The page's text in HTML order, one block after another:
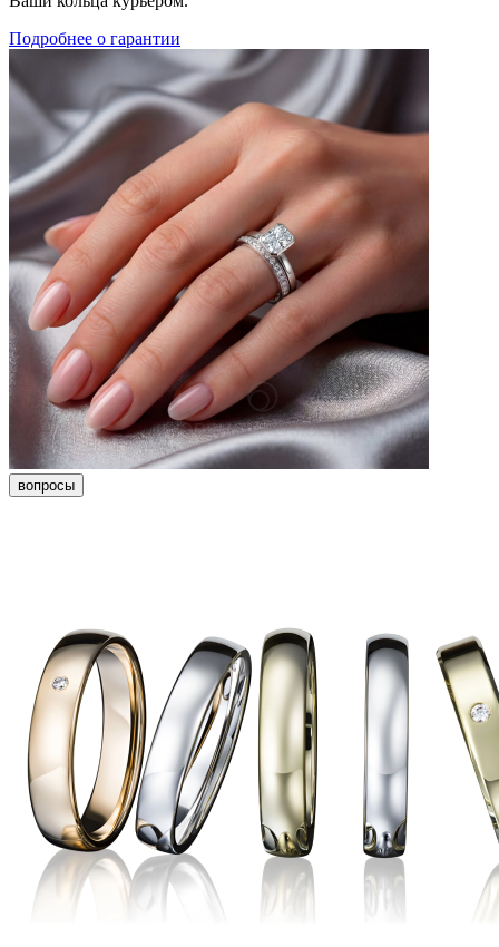
Подробнее о гарантии
вопросы